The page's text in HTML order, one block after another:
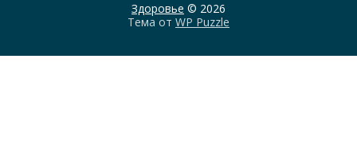
Здоровье © 2026
Тема от WP Puzzle